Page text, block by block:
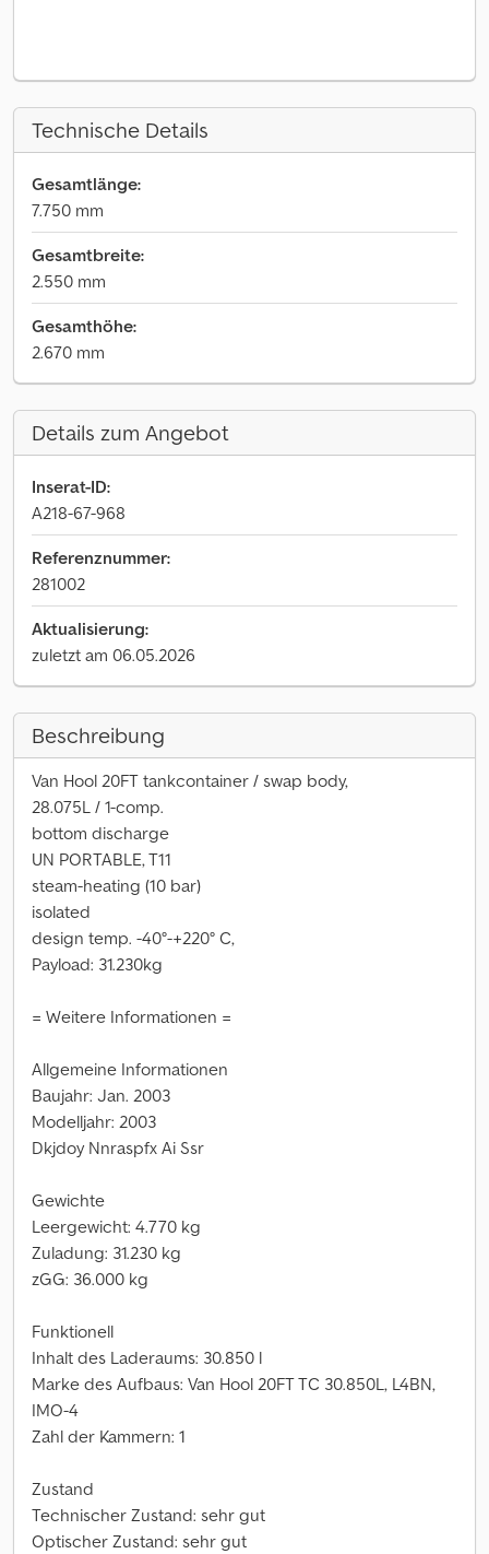
Technische Details
Gesamtlänge:
7.750 mm
Gesamtbreite:
2.550 mm
Gesamthöhe:
2.670 mm
Details zum Angebot
Inserat-ID:
A218-67-968
Referenznummer:
281002
Aktualisierung:
zuletzt am 06.05.2026
Beschreibung
Van Hool 20FT tankcontainer / swap body,
28.075L / 1-comp.
bottom discharge
UN PORTABLE, T11
steam-heating (10 bar)
isolated
design temp. -40°-+220° C,
Payload: 31.230kg
= Weitere Informationen =
Allgemeine Informationen
Baujahr: Jan. 2003
Modelljahr: 2003
Dkjdoy Nnraspfx Ai Ssr
Gewichte
Leergewicht: 4.770 kg
Zuladung: 31.230 kg
zGG: 36.000 kg
Funktionell
Inhalt des Laderaums: 30.850 l
Marke des Aufbaus: Van Hool 20FT TC 30.850L, L4BN,
IMO-4
Zahl der Kammern: 1
Zustand
Technischer Zustand: sehr gut
Optischer Zustand: sehr gut